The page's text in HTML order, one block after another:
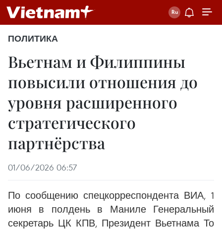
ПОЛИТИКА
Вьетнам и Филиппины
повысили отношения до
уровня расширенного
стратегического
партнёрства
01/06/2026 06:57
По сообщению спецкорреспондента ВИА, 1
июня в полдень в Маниле Генеральный
секретарь ЦК КПВ, Президент Вьетнама То